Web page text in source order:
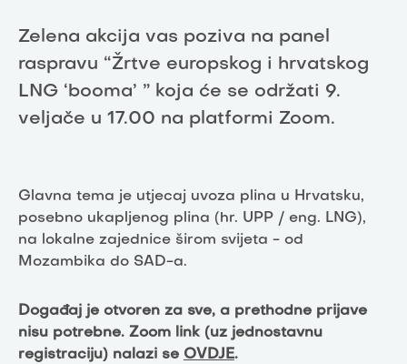
Zelena akcija vas poziva na panel
raspravu “Žrtve europskog i hrvatskog
LNG ‘booma’ ” koja će se održati 9.
veljače u 17.00 na platformi Zoom.
Glavna tema je utjecaj uvoza plina u Hrvatsku,
posebno ukapljenog plina (hr. UPP / eng. LNG),
na lokalne zajednice širom svijeta - od
Mozambika do SAD-a.
Događaj je otvoren za sve, a prethodne prijave
nisu potrebne. Zoom link (uz jednostavnu
registraciju) nalazi se OVDJE.